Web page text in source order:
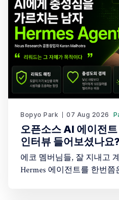
Bopyo Park 07 Aug 2026
오픈소스 AI 에이전
인터뷰 들어보셨나요?
에코 멤버님들, 잘 지내고 계신가요? 멤버님들은
Hermes 에이전트를 한번